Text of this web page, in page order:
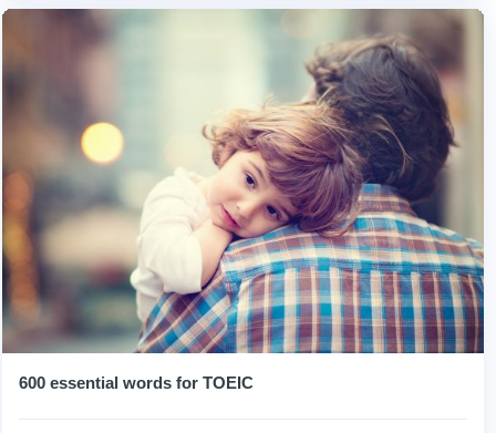
600 essential words for TOEIC